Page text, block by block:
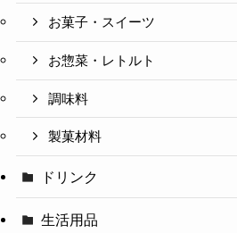
お菓子・スイーツ
お惣菜・レトルト
調味料
製菓材料
ドリンク
生活用品